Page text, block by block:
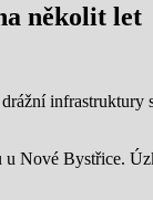
několit let
infrastruktury
Nové Bystřice.